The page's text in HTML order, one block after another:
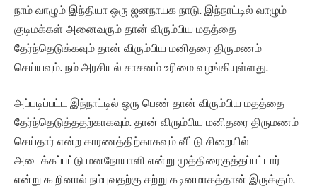
நாம் வாழும் இந்தியா ஒரு ஜனநாயக நாடு. இந்நாட்டில் வாழும்
குடிமக்கள் அனைவரும் தான் விரும்பிய மதத்தை
தேர்ந்தெடுக்கவும் தான் விரும்பிய மனிதரை திருமணம்
செய்யவும். நம் அரசியல் சாசனம் உரிமை வழங்கியுள்ளது.
அப்படிப்பட்ட இந்நாட்டில் ஒரு பெண் தான் விரும்பிய மதத்தை
தேர்ந்தெடுத்ததற்காகவும். தான் விரும்பிய மனிதரை திருமணம்
செய்தார் என்ற காரணத்திற்காகவும் வீட்டு சிறையில்
அடைக்கப்பட்டு மனநோயாளி என்று முத்திரைகுத்தப்பட்டார்
என்று கூறினால் நம்புவதற்கு சற்று கடினமாகத்தான் இருக்கும்.